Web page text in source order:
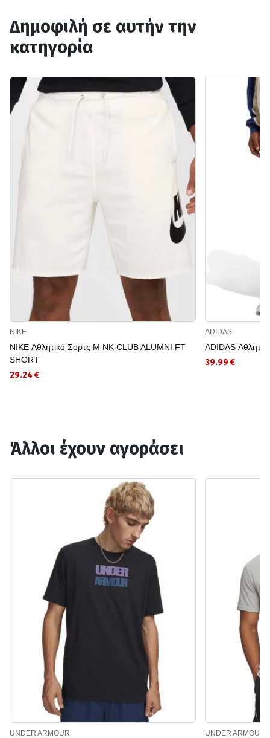
Δημοφιλή σε αυτήν την
κατηγορία
NIKE
NIKE Αθλητικό Σορτς M NK CLUB ALUMNI FT
SHORT
29.24 €
ADIDAS
ADIDAS
39.99 €
Άλλοι έχουν αγοράσει
UNDER ARMOUR UNDER ARMOUR